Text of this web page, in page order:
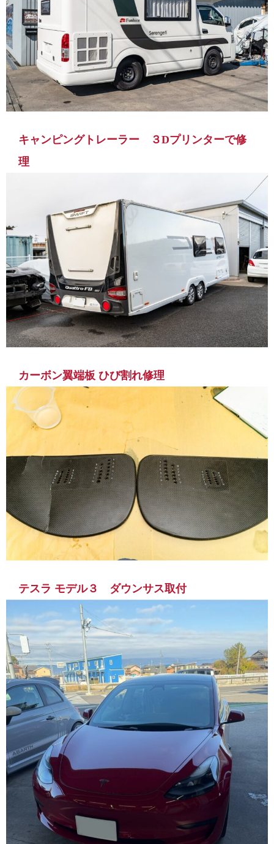
キャンピングトレーラー ３Dプリンターで修
理
カーボン翼端板 ひび割れ修理
テスラ モデル３ ダウンサス取付